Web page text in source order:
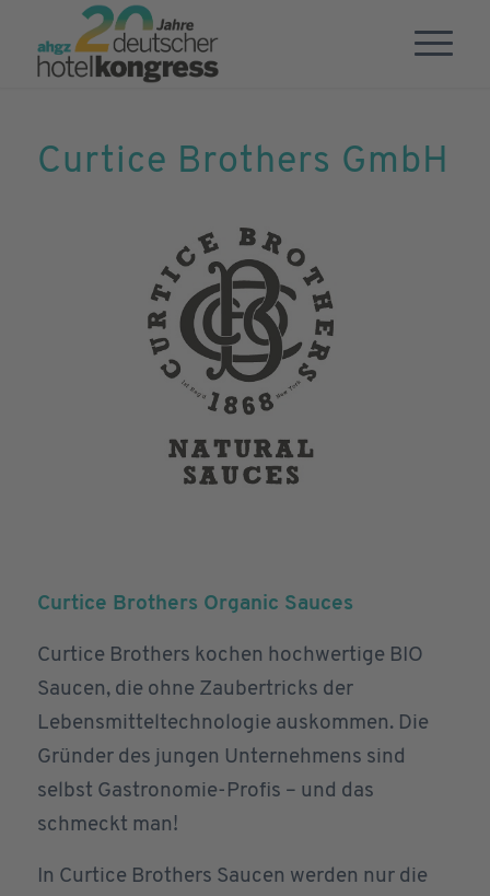
Curtice Brothers GmbH
Curtice Brothers Organic Sauces
Curtice Brothers kochen hochwertige BIO
Saucen, die ohne Zaubertricks der
Lebensmitteltechnologie auskommen. Die
Gründer des jungen Unternehmens sind
selbst Gastronomie-Profis – und das
schmeckt man!
In Curtice Brothers Saucen werden nur die